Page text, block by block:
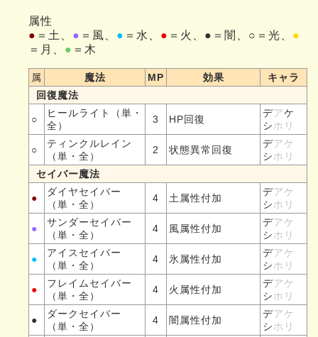
属性
● ＝土、 ● ＝風、 ● ＝水、 ● ＝火、●＝闇、○＝光、 ●
＝月、 ● ＝木
属 魔法 MP 効果
キャラ
回復魔法
○
ヒールライト（単・
全）
3 HP回復
デアケ
シホリ
○
ティンクルレイン
（単・全）
2 状態異常回復
デアケ
シホリ
セイバー魔法
●
ダイヤセイバー
（単・全）
4 土属性付加
デアケ
シホリ
●
サンダーセイバー
（単・全）
4 風属性付加
デアケ
シホリ
●
アイスセイバー
（単・全）
4 氷属性付加
デアケ
シホリ
●
フレイムセイバー
（単・全）
4 火属性付加
デアケ
シホリ
●
ダークセイバー
（単・全）
4 闇属性付加
デアケ
シホリ